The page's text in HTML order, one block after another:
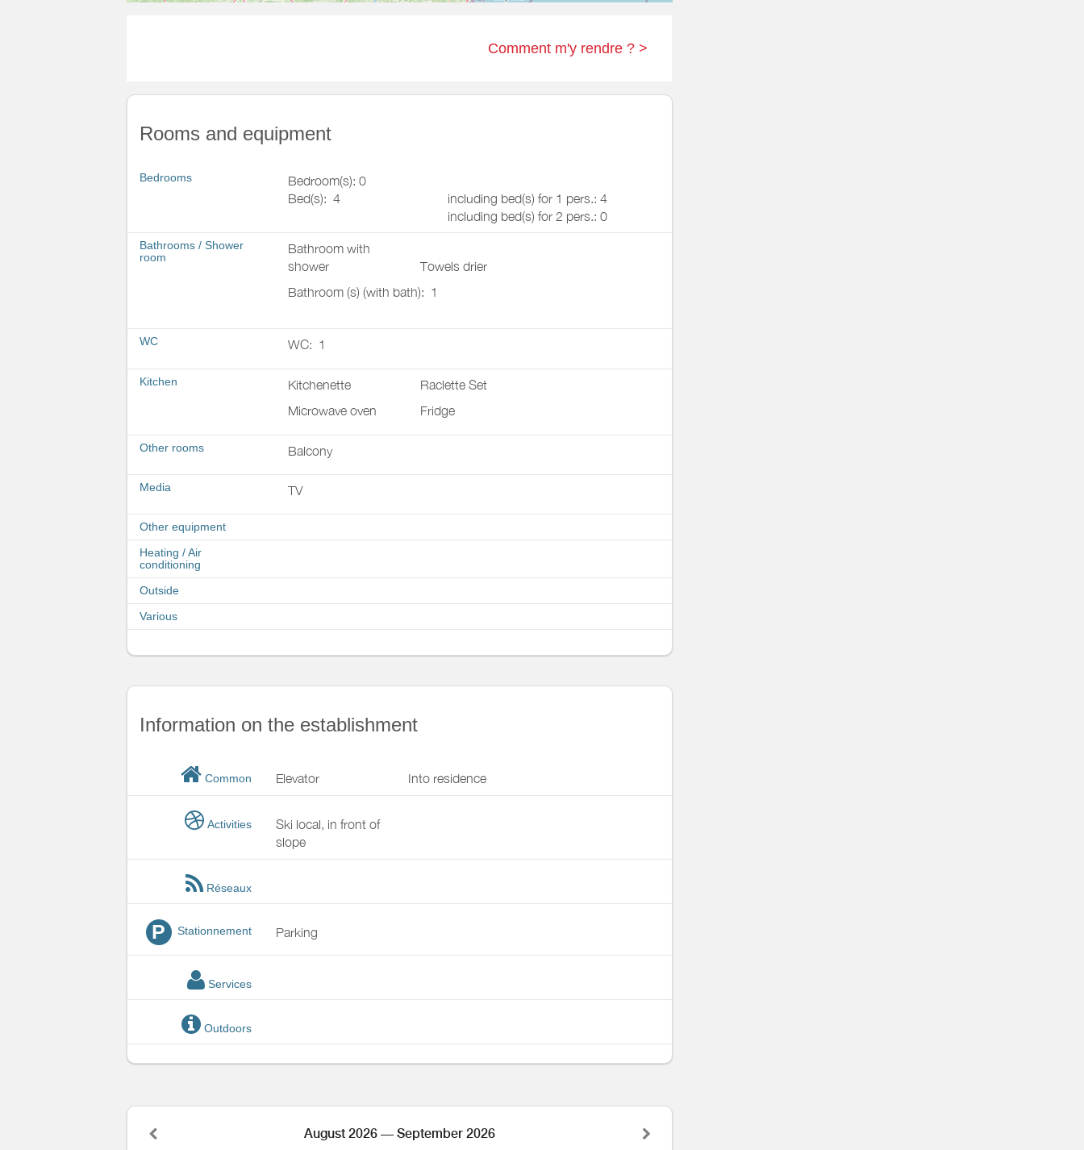
Comment m'y rendre ? >
Rooms and equipment
Bedrooms
Bedroom(s): 0
Bed(s): 4
including bed(s) for 1 pers.: 4
including bed(s) for 2 pers.: 0
Bathrooms / Shower
room
Bathroom with
shower
Towels drier
Bathroom (s) (with bath): 1
WC WC: 1
Kitchen Kitchenette
Raclette Set
Microwave oven
Fridge
Other rooms Balcony
Media TV
Other equipment
Heating / Air
conditioning
Outside
Various
Information on the establishment
Common Elevator Into residence
Activities
Ski local, in front of
slope
Réseaux
P Stationnement Parking
Services
Outdoors
August 2026 — September 2026